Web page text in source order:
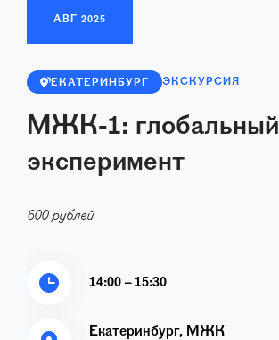
АВГ 2025
ЕКАТЕРИНБУРГ ЭКСКУРСИЯ
МЖК-1: глобальный
эксперимент
600 рублей
14:00 – 15:30
Екатеринбург, МЖК